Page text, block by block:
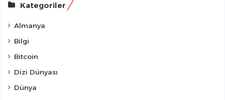
Kategoriler
Almanya
Bilgi
Bitcoin
Dizi Dünyası
Dünya